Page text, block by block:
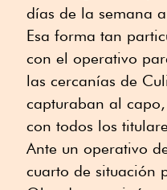
días de la semana
Esa forma tan
con el operativo
las cercanías de
capturaban al
con todos los
Ante un operativo
cuarto de situación